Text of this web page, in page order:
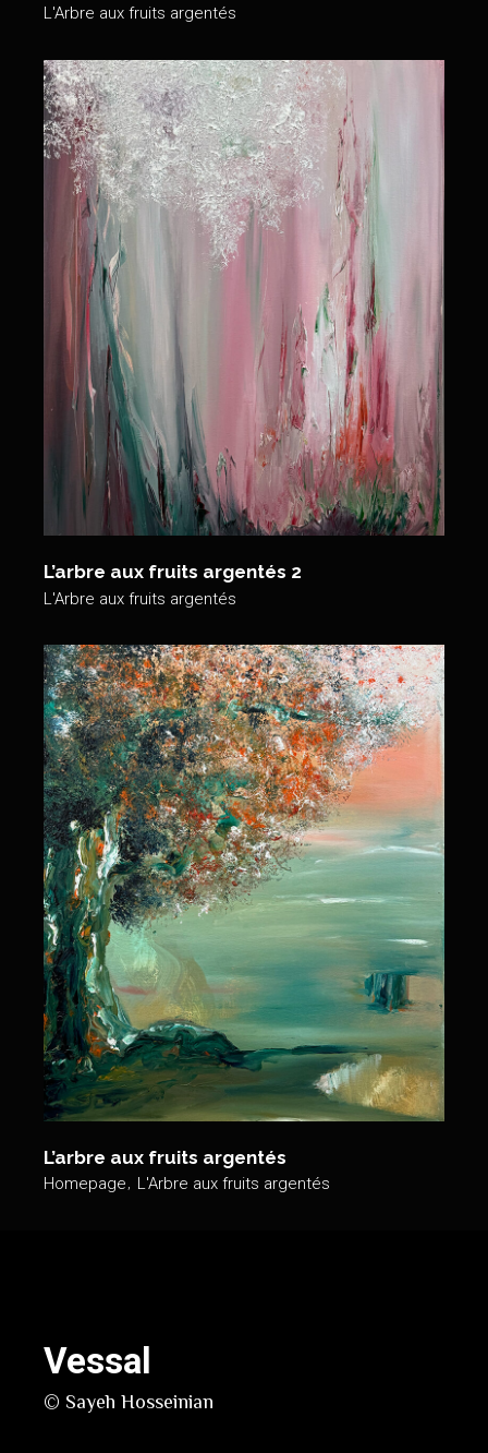
L'Arbre aux fruits argentés
L’arbre aux fruits argentés 2
L'Arbre aux fruits argentés
L’arbre aux fruits argentés
Homepage L'Arbre aux fruits argentés
Vessal
© Sayeh Hosseinian